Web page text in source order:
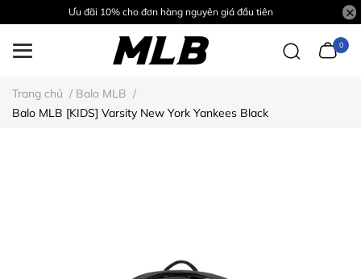
Ưu đãi 10% cho đơn hàng nguyên giá đầu tiên
0
Trang chủ / Balo MLB /
Balo MLB [KIDS] Varsity New York Yankees Black